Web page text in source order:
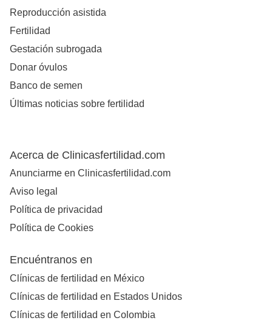
Reproducción asistida
Fertilidad
Gestación subrogada
Donar óvulos
Banco de semen
Últimas noticias sobre fertilidad
Acerca de Clinicasfertilidad.com
Anunciarme en Clinicasfertilidad.com
Aviso legal
Política de privacidad
Política de Cookies
Encuéntranos en
Clínicas de fertilidad en México
Clínicas de fertilidad en Estados Unidos
Clínicas de fertilidad en Colombia